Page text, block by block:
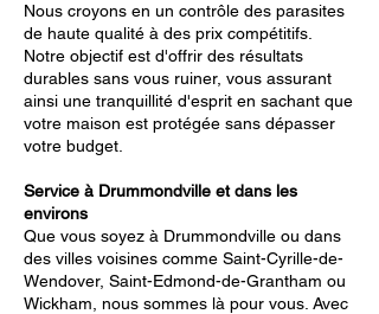
Nous croyons en un contrôle des parasites
de haute qualité à des prix compétitifs.
Notre objectif est d'offrir des résultats
durables sans vous ruiner, vous assurant
ainsi une tranquillité d'esprit en sachant que
votre maison est protégée sans dépasser
votre budget.
Service à Drummondville et dans les
environs
Que vous soyez à Drummondville ou dans
des villes voisines comme Saint-Cyrille-de-
Wendover, Saint-Edmond-de-Grantham ou
Wickham, nous sommes là pour vous. Avec